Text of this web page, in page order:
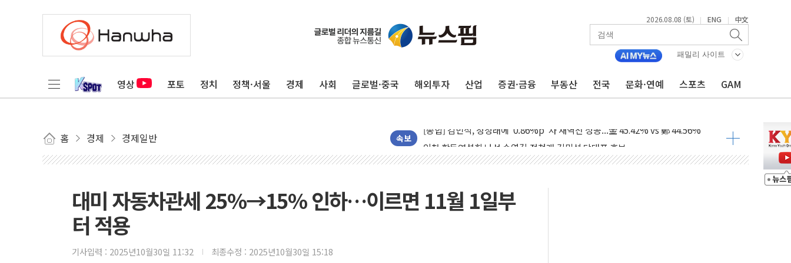
2026.08.08 (토) | ENG | 中文
패밀리 사이트
영상 포토 정치 정책·서울 경제 사회 글로벌·중국 해외투자 산업 증권·금융 부동산 전국 문화·연예 스포츠 GAM
홈 경제 경제일반 속보
포항시 재난예산 40억 긴급 투입…고수온 양식장 복구·지원 '총력'
울진·영덕 '호우특보'-포항 '산사태 주의보'...경북도, 호우 피해·통제구간 없어
인천 합동연설회 나선 송영길·정청래·김민석 당대표 후보
김민석, 2주차 제주·인천 경선서 정청래에 승리...47.75% vs 42.08%
[속보] 민주, 제주·인천 경선 결과 발표...김민석 47.75% 정청래 42.08%
[속보] 민주, 인천 경선 결과 발표...김민석 45.09% 정청래 43.27% 송영길 11.63%
대미 자동차관세 25%→15% 인하…이르면 11월 1일부
터 적용
기사입력 : 2025년10월30일 11:32 최종수정 : 2025년10월30일 15:18